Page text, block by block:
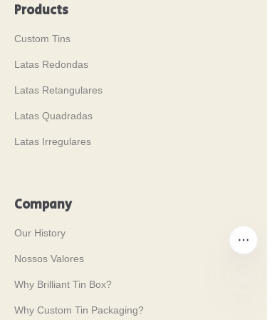
Products
Custom Tins
Latas Redondas
Latas Retangulares
Latas Quadradas
Latas Irregulares
Company
Our History
Nossos Valores
Why Brilliant Tin Box?
Why Custom Tin Packaging?
PT